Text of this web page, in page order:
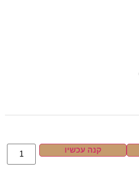
קנה עכשיו